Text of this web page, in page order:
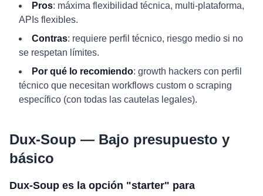
Pros: máxima flexibilidad técnica, multi-plataforma,
APIs flexibles.
Contras: requiere perfil técnico, riesgo medio si no
se respetan límites.
Por qué lo recomiendo: growth hackers con perfil
técnico que necesitan workflows custom o scraping
específico (con todas las cautelas legales).
Dux-Soup — Bajo presupuesto y
básico
Dux-Soup es la opción "starter" para